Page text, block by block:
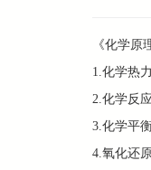
《化学原
1.化学热
2.化学反
3.化学平
4.氧化还